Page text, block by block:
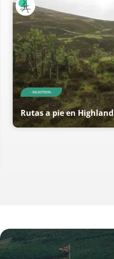
- SELECTION -
Rutas a pie en Highland